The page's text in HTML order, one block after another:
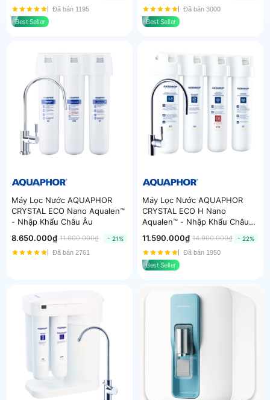
Đã bán 1195
Best Seller
Đã bán 3000
Best Seller
Máy Lọc Nước AQUAPHOR
CRYSTAL ECO Nano Aqualen™
- Nhập Khẩu Châu Âu
8.650.000₫ 11.000.000₫
- 21%
Đã bán 2761
Máy Lọc Nước AQUAPHOR
CRYSTAL ECO H Nano
Aqualen™ - Nhập Khẩu Châu
11.590.000₫ 14.900.000₫
- 22%
Đã bán 1950
Best Seller